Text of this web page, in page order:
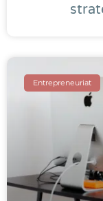
Entrepreneuriat